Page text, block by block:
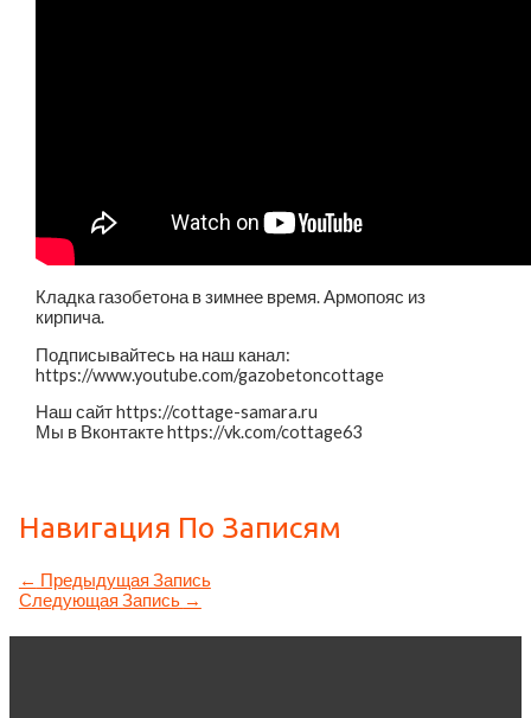
Кладка газобетона в зимнее время. Армопояс из
кирпича.
Подписывайтесь на наш канал:
https://www.youtube.com/gazobetoncottage
Наш сайт https://cottage-samara.ru
Мы в Вконтакте https://vk.com/cottage63
Навигация По Записям
← Предыдущая Запись
Следующая Запись →